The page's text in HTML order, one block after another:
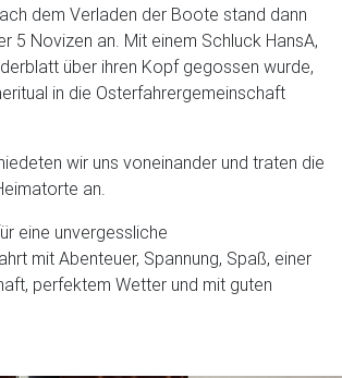
dem Verladen der Boote stand dann
5 Novizen an. Mit einem Schluck HansA,
über ihren Kopf gegossen wurde,
in die Osterfahrergemeinschaft
wir uns voneinander und traten die
an.
eine unvergessliche
mit Abenteuer, Spannung, Spaß, einer
perfektem Wetter und mit guten